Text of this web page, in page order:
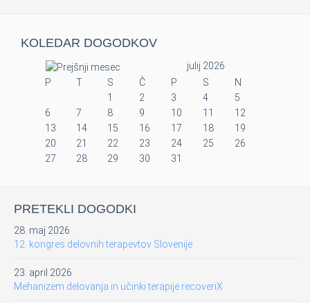
KOLEDAR DOGODKOV
julij 2026
P
T S Č P S
N
1
2 3 4
5
6
7 8 9 10 11
12
13
14 15 16 17 18
19
20
21 22 23 24 25
26
27
28 29 30 31
PRETEKLI DOGODKI
28. maj 2026
12. kongres delovnih terapevtov Slovenije
23. april 2026
Mehanizem delovanja in učinki terapije recoveriX